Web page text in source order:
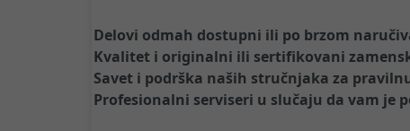
Delovi odmah dostupni ili po brzom
Kvalitet i originalni ili sertifikovani
Savet i podrška naših stručnjaka za
Profesionalni serviseri u slučaju da vam je